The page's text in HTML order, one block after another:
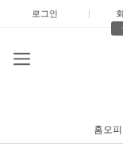
로그인 |
홈오